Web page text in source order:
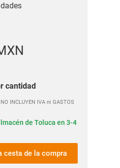
cantidad
INCLUYEN IVA ni GASTOS
de Toluca en 3-4
cesta de la compra